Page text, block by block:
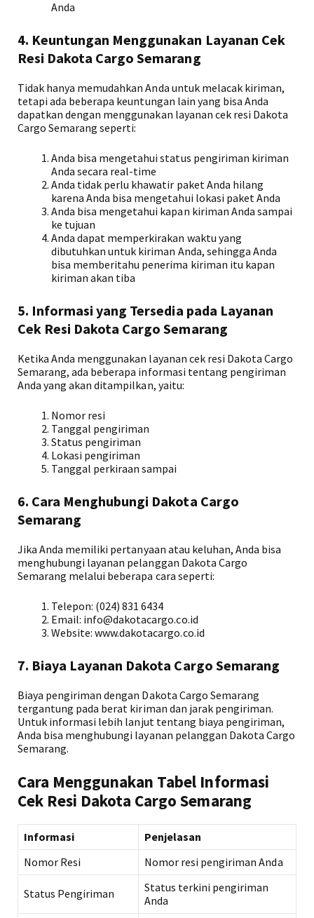
Anda
4. Keuntungan Menggunakan Layanan Cek
Resi Dakota Cargo Semarang
Tidak hanya memudahkan Anda untuk melacak kiriman,
tetapi ada beberapa keuntungan lain yang bisa Anda
dapatkan dengan menggunakan layanan cek resi Dakota
Cargo Semarang seperti:
Anda bisa mengetahui status pengiriman kiriman
Anda secara real-time
Anda tidak perlu khawatir paket Anda hilang
karena Anda bisa mengetahui lokasi paket Anda
Anda bisa mengetahui kapan kiriman Anda sampai
ke tujuan
Anda dapat memperkirakan waktu yang
dibutuhkan untuk kiriman Anda, sehingga Anda
bisa memberitahu penerima kiriman itu kapan
kiriman akan tiba
5. Informasi yang Tersedia pada Layanan
Cek Resi Dakota Cargo Semarang
Ketika Anda menggunakan layanan cek resi Dakota Cargo
Semarang, ada beberapa informasi tentang pengiriman
Anda yang akan ditampilkan, yaitu:
Nomor resi
Tanggal pengiriman
Status pengiriman
Lokasi pengiriman
Tanggal perkiraan sampai
6. Cara Menghubungi Dakota Cargo
Semarang
Jika Anda memiliki pertanyaan atau keluhan, Anda bisa
menghubungi layanan pelanggan Dakota Cargo
Semarang melalui beberapa cara seperti:
Telepon: (024) 831 6434
Email: info@dakotacargo.co.id
Website: www.dakotacargo.co.id
7. Biaya Layanan Dakota Cargo Semarang
Biaya pengiriman dengan Dakota Cargo Semarang
tergantung pada berat kiriman dan jarak pengiriman.
Untuk informasi lebih lanjut tentang biaya pengiriman,
Anda bisa menghubungi layanan pelanggan Dakota Cargo
Semarang.
Cara Menggunakan Tabel Informasi
Cek Resi Dakota Cargo Semarang
Informasi
Penjelasan
Nomor Resi
Nomor resi pengiriman Anda
Status Pengiriman
Status terkini pengiriman
Anda